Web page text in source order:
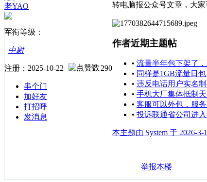
老YAO
军衔等级：
中尉
注册：2025-10-22 290
串个门
加好友
打招呼
发消息
转电脑报公众号文章，大
作者近期主题帖
• 流量半年包下架了
• 同样是1GB流量日
• 违反电话用户实名
• 手机大厂集体抵制
• 客服可以外包，服
• 投诉联通省公司进
本主题由 System 于 2026-3-
举报本楼